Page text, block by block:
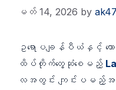
မတ် 14, 2026 by
ဥရောပချန်ပီယံနှင့်
ထိပ်တိုက်တွေ့ဆုံစေမည့်
လအတွင်း ကျင်းပမည့်အ